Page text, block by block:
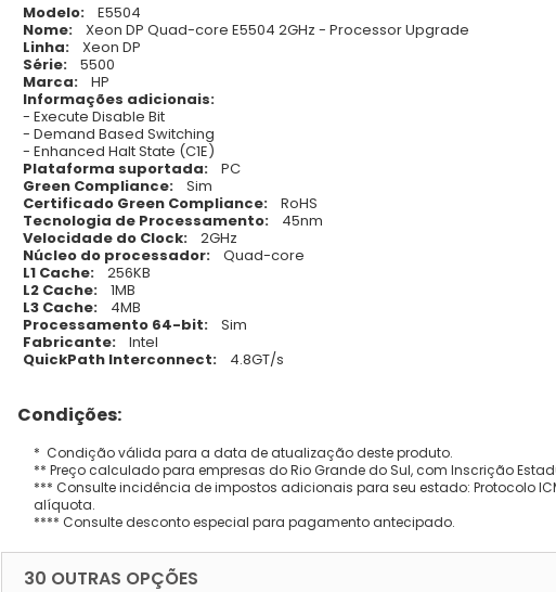
Modelo: E5504
Nome: Xeon DP Quad-core E5504 2GHz - Processor Upgrade
Linha: Xeon DP
Série: 5500
Marca: HP
Informações adicionais:
- Execute Disable Bit
- Demand Based Switching
- Enhanced Halt State (C1E)
Plataforma suportada: PC
Green Compliance: Sim
Certificado Green Compliance: RoHS
Tecnologia de Processamento: 45nm
Velocidade do Clock: 2GHz
Núcleo do processador: Quad-core
L1 Cache: 256KB
L2 Cache: 1MB
L3 Cache: 4MB
Processamento 64-bit: Sim
Fabricante: Intel
QuickPath Interconnect: 4.8GT/s
Condições:
* Condição válida para a data de atualização deste produto.
** Preço calculado para empresas do Rio Grande do Sul, com Inscrição
*** Consulte incidência de impostos adicionais para seu estado: Protocolo
alíquota.
**** Consulte desconto especial para pagamento antecipado.
30 OUTRAS OPÇÕES